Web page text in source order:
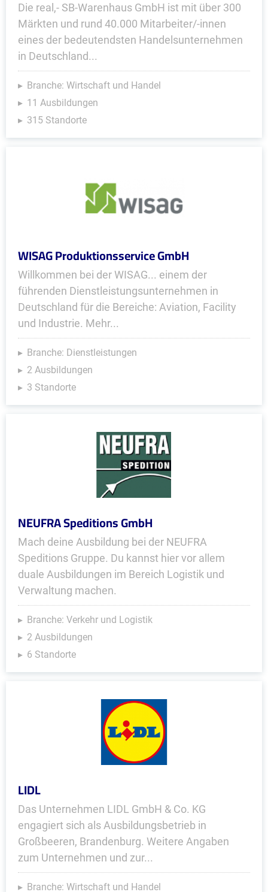
Die real,- SB-Warenhaus GmbH ist mit über 300
Märkten und rund 40.000 Mitarbeiter/-innen
eines der bedeutendsten Handelsunternehmen
in Deutschland...
Branche: Wirtschaft und Handel
11 Ausbildungen
315 Standorte
WISAG Produktionsservice GmbH
Willkommen bei der WISAG... einem der
führenden Dienstleistungsunternehmen in
Deutschland für die Bereiche: Aviation, Facility
und Industrie. Mehr...
Branche: Dienstleistungen
2 Ausbildungen
3 Standorte
NEUFRA Speditions GmbH
Mach deine Ausbildung bei der NEUFRA
Speditions Gruppe. Du kannst hier vor allem
duale Ausbildungen im Bereich Logistik und
Verwaltung machen.
Branche: Verkehr und Logistik
2 Ausbildungen
6 Standorte
LIDL
Das Unternehmen LIDL GmbH & Co. KG
engagiert sich als Ausbildungsbetrieb in
Großbeeren, Brandenburg. Weitere Angaben
zum Unternehmen und zur...
Branche: Wirtschaft und Handel